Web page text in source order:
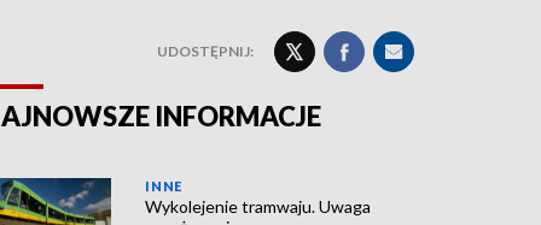
UDOSTĘPNIJ:
INFORMACJE
INNE
Wykolejenie tramwaju. Uwaga